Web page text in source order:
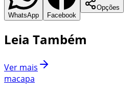
WhatsApp Facebook
Opções
Leia Também
Ver mais
macapa